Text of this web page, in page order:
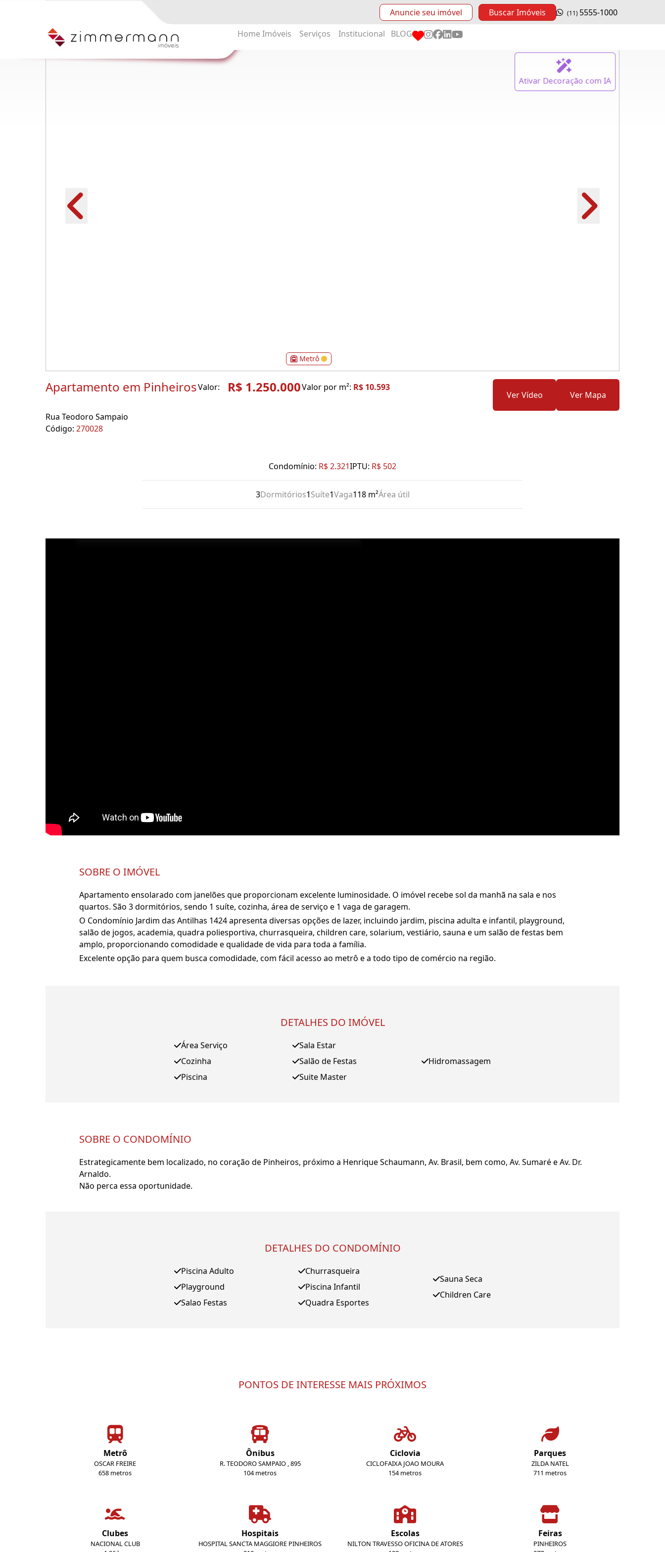
Anuncie seu imóvel Buscar Imóveis (11) 5555-1000
Home Imóveis Serviços Institucional BLOG
AtivarDecoraçãocom IA
Metrô
Apartamento em PinheirosValor: R$ 1.250.000Valor por m²: R$ 10.593
Rua Teodoro Sampaio
Código: 270028
Ver Vídeo Ver Mapa
Condomínio: R$ 2.321IPTU: R$ 502
3Dormitórios1Suíte1Vaga118 m²Área útil
SOBRE O IMÓVEL
Apartamento ensolarado com janelões que proporcionam excelente luminosidade. O imóvel recebe sol da manhã na sala e nos
quartos. São 3 dormitórios, sendo 1 suíte, cozinha, área de serviço e 1 vaga de garagem.
O Condomínio Jardim das Antilhas 1424 apresenta diversas opções de lazer, incluindo jardim, piscina adulta e infantil, playground,
salão de jogos, academia, quadra poliesportiva, churrasqueira, children care, solarium, vestiário, sauna e um salão de festas bem
amplo, proporcionando comodidade e qualidade de vida para toda a família.
Excelente opção para quem busca comodidade, com fácil acesso ao metrô e a todo tipo de comércio na região.
DETALHES DO IMÓVEL
Área Serviço
Cozinha
Piscina
Sala Estar
Salão de Festas
Suite Master
Hidromassagem
SOBRE O CONDOMÍNIO
Estrategicamente bem localizado, no coração de Pinheiros, próximo a Henrique Schaumann, Av. Brasil, bem como, Av. Sumaré e Av. Dr.
Arnaldo.
Não perca essa oportunidade.
DETALHES DO CONDOMÍNIO
Piscina Adulto
Playground
Salao Festas
Churrasqueira
Piscina Infantil
Quadra Esportes
Sauna Seca
Children Care
PONTOS DE INTERESSE MAIS PRÓXIMOS
Metrô
OSCAR FREIRE
658 metros
Ônibus
R. TEODORO SAMPAIO , 895
104 metros
Ciclovia
CICLOFAIXA JOAO MOURA
154 metros
Parques
ZILDA NATEL
711 metros
Clubes
NACIONAL CLUB
Hospitais
HOSPITAL SANCTA MAGGIORE PINHEIROS
Escolas
NILTON TRAVESSO OFICINA DE ATORES
Feiras
PINHEIROS